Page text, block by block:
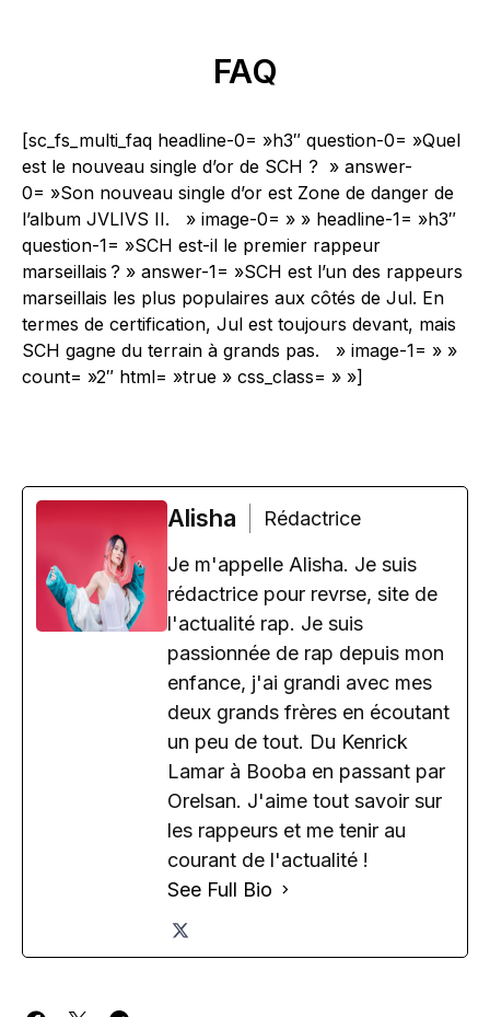
FAQ
[sc_fs_multi_faq headline-0= »h3″ question-0= »Quel
est le nouveau single d’or de SCH ? » answer-
0= »Son nouveau single d’or est Zone de danger de
l’album JVLIVS II. » image-0= » » headline-1= »h3″
question-1= »SCH est-il le premier rappeur
marseillais ? » answer-1= »SCH est l’un des rappeurs
marseillais les plus populaires aux côtés de Jul. En
termes de certification, Jul est toujours devant, mais
SCH gagne du terrain à grands pas. » image-1= » »
count= »2″ html= »true » css_class= » »]
Alisha
Rédactrice
Je m'appelle Alisha. Je suis
rédactrice pour revrse, site de
l'actualité rap. Je suis
passionnée de rap depuis mon
enfance, j'ai grandi avec mes
deux grands frères en écoutant
un peu de tout. Du Kenrick
Lamar à Booba en passant par
Orelsan. J'aime tout savoir sur
les rappeurs et me tenir au
courant de l'actualité !
See Full Bio